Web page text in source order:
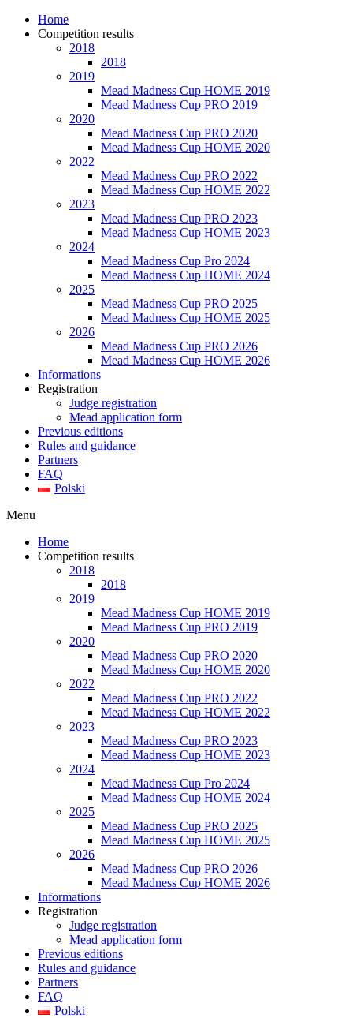
Home
Competition results
2018
2018
2019
Mead Madness Cup HOME 2019
Mead Madness Cup PRO 2019
2020
Mead Madness Cup PRO 2020
Mead Madness Cup HOME 2020
2022
Mead Madness Cup PRO 2022
Mead Madness Cup HOME 2022
2023
Mead Madness Cup PRO 2023
Mead Madness Cup HOME 2023
2024
Mead Madness Cup Pro 2024
Mead Madness Cup HOME 2024
2025
Mead Madness Cup PRO 2025
Mead Madness Cup HOME 2025
2026
Mead Madness Cup PRO 2026
Mead Madness Cup HOME 2026
Informations
Registration
Judge registration
Mead application form
Previous editions
Rules and guidance
Partners
FAQ
Polski
Menu
Home
Competition results
2018
2018
2019
Mead Madness Cup HOME 2019
Mead Madness Cup PRO 2019
2020
Mead Madness Cup PRO 2020
Mead Madness Cup HOME 2020
2022
Mead Madness Cup PRO 2022
Mead Madness Cup HOME 2022
2023
Mead Madness Cup PRO 2023
Mead Madness Cup HOME 2023
2024
Mead Madness Cup Pro 2024
Mead Madness Cup HOME 2024
2025
Mead Madness Cup PRO 2025
Mead Madness Cup HOME 2025
2026
Mead Madness Cup PRO 2026
Mead Madness Cup HOME 2026
Informations
Registration
Judge registration
Mead application form
Previous editions
Rules and guidance
Partners
FAQ
Polski